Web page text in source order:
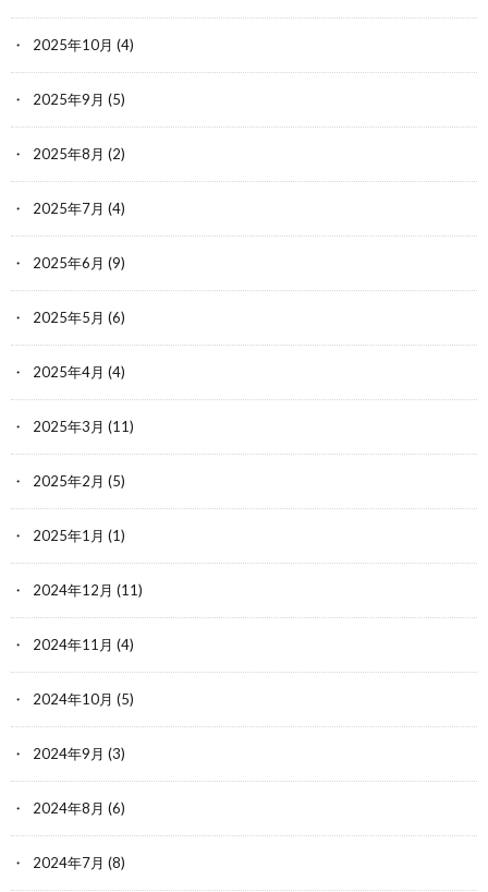
2025年10月 (4)
2025年9月 (5)
2025年8月 (2)
2025年7月 (4)
2025年6月 (9)
2025年5月 (6)
2025年4月 (4)
2025年3月 (11)
2025年2月 (5)
2025年1月 (1)
2024年12月 (11)
2024年11月 (4)
2024年10月 (5)
2024年9月 (3)
2024年8月 (6)
2024年7月 (8)